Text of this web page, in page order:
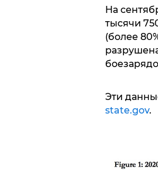
На
тысячи
(более
Эти
state.gov.